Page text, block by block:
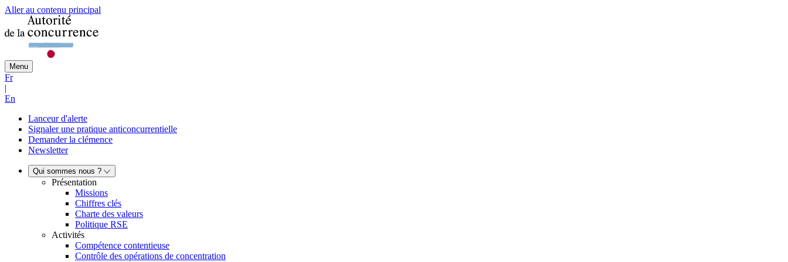
Aller au contenu principal
Menu
Fr
|
En
Lanceur d'alerte
Signaler une pratique anticoncurrentielle
Demander la clémence
Newsletter
Qui sommes nous ?
Présentation
Missions
Chiffres clés
Charte des valeurs
Politique RSE
Activités
Compétence contentieuse
Contrôle des opérations de concentration